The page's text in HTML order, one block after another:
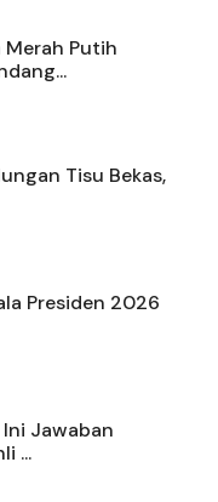
Putih
Tisu Bekas,
Presiden 2026
Jawaban
...